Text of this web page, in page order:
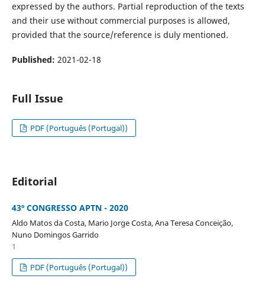
expressed by the authors. Partial reproduction of the texts
and their use without commercial purposes is allowed,
provided that the source/reference is duly mentioned.
Published: 2021-02-18
Full Issue
PDF (Português (Portugal))
Editorial
43º CONGRESSO APTN - 2020
Aldo Matos da Costa, Mario Jorge Costa, Ana Teresa Conceição,
Nuno Domingos Garrido
1
PDF (Português (Portugal))